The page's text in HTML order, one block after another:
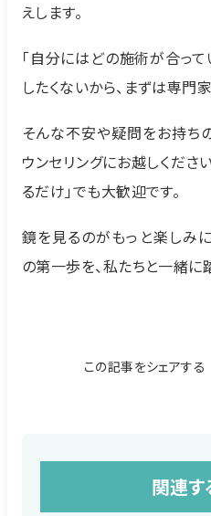
えします。
「自分にはどの施術が合っ
したくないから、まずは専門
そんな不安や疑問をお持ち
ウンセリングにお越しくださ
るだけ」でも大歓迎です。
鏡を見るのがもっと楽しみ
の第一歩を、私たちと一緒に
この記事をシェアする
関連す